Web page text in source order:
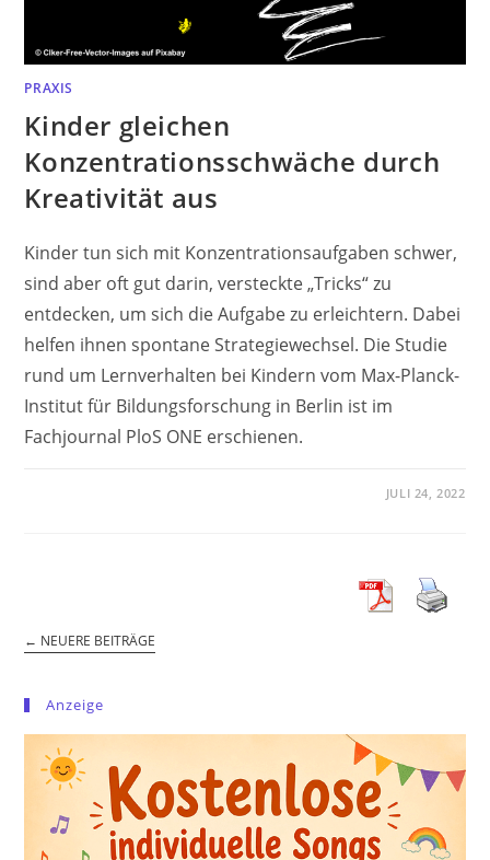
PRAXIS
Kinder gleichen
Konzentrationsschwäche durch
Kreativität aus
Kinder tun sich mit Konzentrationsaufgaben schwer,
sind aber oft gut darin, versteckte „Tricks“ zu
entdecken, um sich die Aufgabe zu erleichtern. Dabei
helfen ihnen spontane Strategiewechsel. Die Studie
rund um Lernverhalten bei Kindern vom Max-Planck-
Institut für Bildungsforschung in Berlin ist im
Fachjournal PloS ONE erschienen.
JULI 24, 2022
← NEUERE BEITRÄGE
Anzeige